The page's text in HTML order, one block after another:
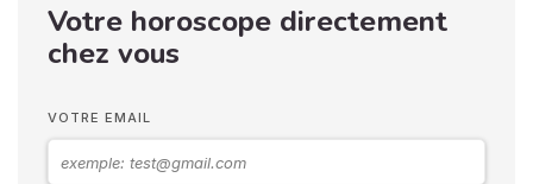
Votre horoscope directement
chez vous
VOTRE EMAIL